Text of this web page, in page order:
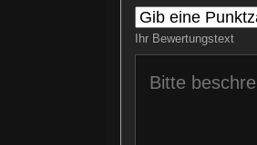
Ihr Bewertungstext